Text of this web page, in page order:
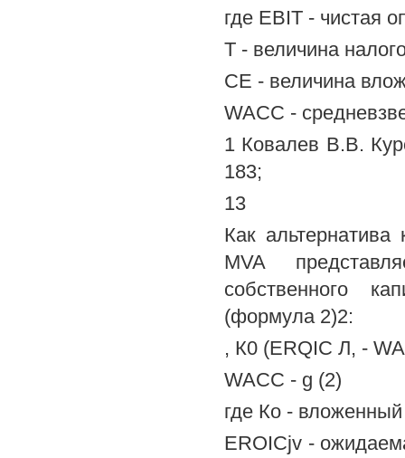
где EBIT - чистая
Т - величина
СЕ - величина
WACC -
1 Ковалев В.В.
183;
13
Как альтернатива
MVA
собственного
(формула 2)2:
, К0 (ERQIC Л, -
WACC - g (2)
где Ко -
EROICjv -